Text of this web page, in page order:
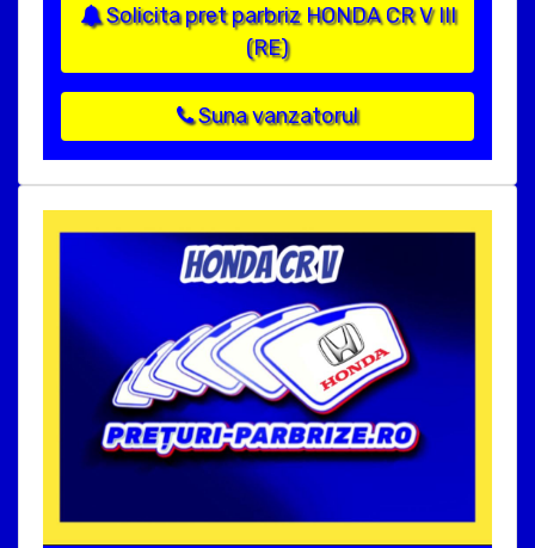
Solicita pret parbriz HONDA CR V III
(RE)
Suna vanzatorul